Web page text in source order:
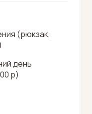
(рюкзак,
день
р)